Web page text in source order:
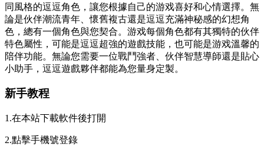
同風格的逗逗角色，讓您根據自己的游戏喜好和心情選擇。無
論是伙伴潮流青年、懷舊複古還是逗逗充滿神秘感的幻想角
色，總有一個角色與您契合。游戏每個角色都有其獨特的伙伴
特色屬性，可能是逗逗超強的遊戲技能，也可能是游戏溫馨的
陪伴功能。無論您需要一位戰鬥強者、伙伴智慧導師還是貼心
小助手，逗逗遊戲夥伴都能為您量身定製。
新手教程
1.在本站下載軟件後打開
2.點擊手機號登錄